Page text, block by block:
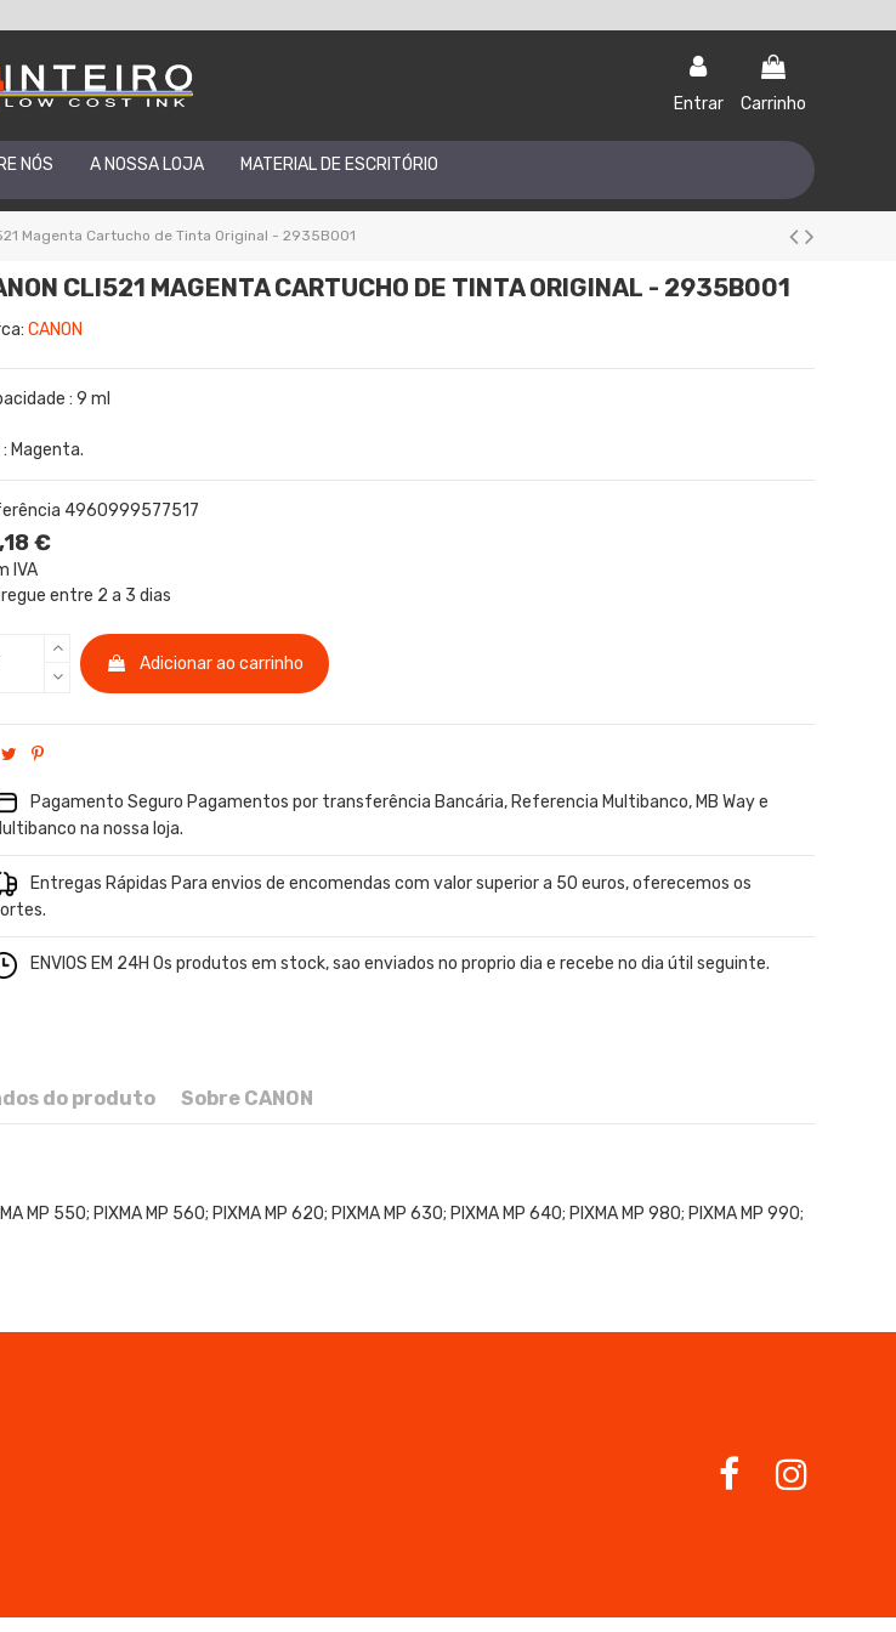
Entrar Carrinho
NÓS A NOSSA LOJA MATERIAL DE ESCRITÓRIO
Magenta Cartucho de Tinta Original - 2935B001
CLI521 MAGENTA CARTUCHO DE TINTA ORIGINAL - 2935B001
CANON
: 9 ml
: Magenta.
4960999577517
€
IVA
entre 2 a 3 dias
Adicionar ao carrinho
Pagamento Seguro Pagamentos por transferência Bancária, Referencia Multibanco, MB Way e
na nossa loja.
Entregas Rápidas Para envios de encomendas com valor superior a 50 euros, oferecemos os
ENVIOS EM 24H Os produtos em stock, sao enviados no proprio dia e recebe no dia útil seguinte.
do produto Sobre CANON
550; PIXMA MP 560; PIXMA MP 620; PIXMA MP 630; PIXMA MP 640; PIXMA MP 980; PIXMA MP 990;